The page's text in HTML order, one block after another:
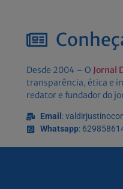
Desde 2004 – O Jornal
transparência, ética e
redator e fundador do
Email :
Whatsapp: